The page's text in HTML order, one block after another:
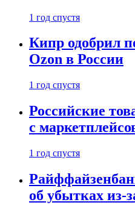
1 год спустя
Кипр одобрил
Ozon в России
1 год спустя
Российские
с
1 год спустя
об убытках из-